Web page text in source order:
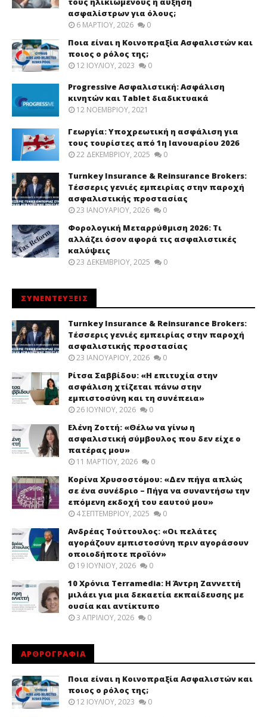
ασφαλίστρων για όλους;
6 ΜΑΡΤΊΟΥ, 2026 0
Ποια είναι η Κοινοπραξία Ασφαλιστών και
ποιος ο ρόλος της;
12 ΙΟΥΛΊΟΥ, 2023 0
Progressive Ασφαλιστική: Ασφάλιση
κινητών και Tablet διαδικτυακά
12 ΝΟΕΜΒΡΊΟΥ, 2021
Γεωργία: Υποχρεωτική η ασφάλιση για
τους τουρίστες από 1η Ιανουαρίου 2026
22 ΔΕΚΕΜΒΡΊΟΥ, 2025 0
Turnkey Insurance & Reinsurance Brokers:
Τέσσερις γενιές εμπειρίας στην παροχή
ασφαλιστικής προστασίας
23 ΙΑΝΟΥΑΡΊΟΥ, 2026 0
Φορολογική Μεταρρύθμιση 2026: Τι
αλλάζει όσον αφορά τις ασφαλιστικές
καλύψεις
23 ΔΕΚΕΜΒΡΊΟΥ, 2025 0
ΣΥΝΕΝΤΕΥΞΕΙΣ
Turnkey Insurance & Reinsurance Brokers:
Τέσσερις γενιές εμπειρίας στην παροχή
ασφαλιστικής προστασίας
23 ΙΑΝΟΥΑΡΊΟΥ, 2026 0
Ρίτσα Σαββίδου: «Η επιτυχία στην
ασφάλιση χτίζεται πάνω στην
εμπιστοσύνη και τη συνέπεια»
26 ΙΟΥΝΊΟΥ, 2026 0
Ελένη Ζοττή: «Θέλω να γίνω η
ασφαλιστική σύμβουλος που δεν είχε ο
πατέρας μου»
11 ΜΑΡΤΊΟΥ, 2026 0
Κορίνα Χρυσοστόμου: «Δεν πήγα απλώς
σε ένα συνέδριο – Πήγα να συναντήσω την
επόμενη εκδοχή του εαυτού μου»
4 ΣΕΠΤΕΜΒΡΊΟΥ, 2025 0
Ανδρέας Τούττουλος: «Οι πελάτες
αγοράζουν εμπιστοσύνη πριν αγοράσουν
οποιοδήποτε προϊόν»
19 ΙΟΥΝΊΟΥ, 2026 0
10 Χρόνια Terramedia: Η Άντρη Ζαννεττή
μιλάει για μια δεκαετία εκπαίδευσης με
ουσία και αντίκτυπο
3 ΑΠΡΙΛΊΟΥ, 2026 0
ΑΡΘΡΟΓΡΑΦΙΑ
Ποια είναι η Κοινοπραξία Ασφαλιστών και
ποιος ο ρόλος της;
12 ΙΟΥΛΊΟΥ, 2023 0